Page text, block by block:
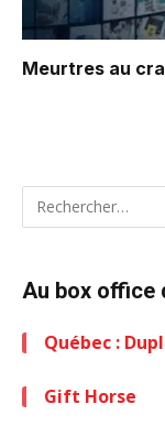
Meurtres au
Au box office
Québec :
Gift Horse